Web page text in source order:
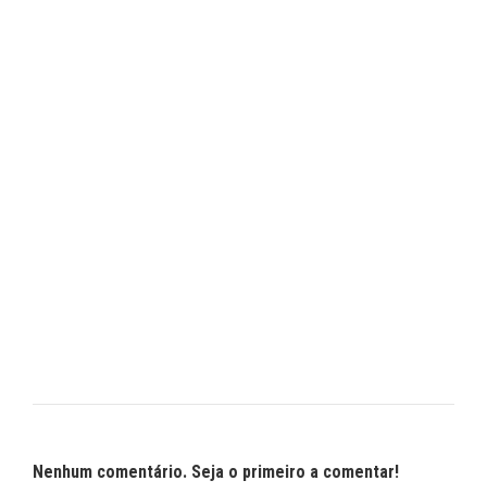
Nenhum comentário. Seja o primeiro a comentar!